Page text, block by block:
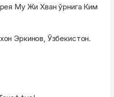
Му Жи Хван ўрнига Ким
Эркинов, Ўзбекистон.